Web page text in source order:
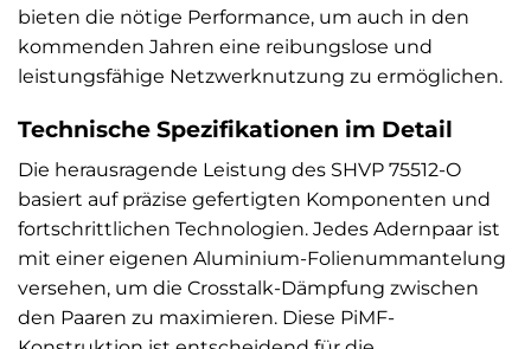
bieten die nötige Performance, um auch in den
kommenden Jahren eine reibungslose und
leistungsfähige Netzwerknutzung zu ermöglichen.
Technische Spezifikationen im Detail
Die herausragende Leistung des SHVP 75512-O
basiert auf präzise gefertigten Komponenten und
fortschrittlichen Technologien. Jedes Adernpaar ist
mit einer eigenen Aluminium-Folienummantelung
versehen, um die Crosstalk-Dämpfung zwischen
den Paaren zu maximieren. Diese PiMF-